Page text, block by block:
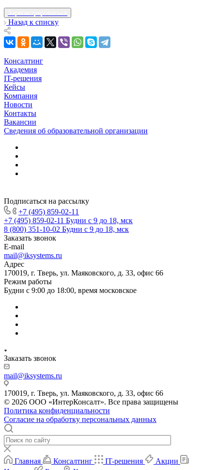
Назад к списку
Консалтинг
Академия
IT-решения
Кейсы
Компания
Новости
Контакты
Вакансии
Сведения об образовательной организации
Подписаться на рассылку
+7 (495) 859-02-11
+7 (495) 859-02-11 Будни с 9 до 18, мск
8 (800) 351-10-02 Будни с 9 до 18, мск
Заказать звонок
E-mail
mail@iksystems.ru
Адрес
170019, г. Тверь, ул. Маяковского, д. 33, офис 66
Режим работы
Будни с 9:00 до 18:00, время московское
Заказать звонок
mail@iksystems.ru
170019, г. Тверь, ул. Маяковского, д. 33, офис 66
© 2026 ООО «ИнтерКонсалт». Все права защищены
Политика конфиденциальности
Согласие на обработку персональных данных
Главная Консалтинг IT-решения
Акции